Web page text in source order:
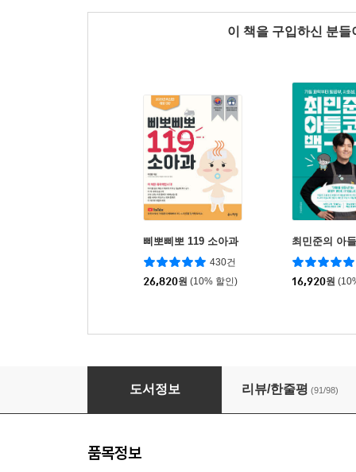
이 책을 구입하신 분
삐뽀삐뽀 119 소아과
430건
26,820원 (10% 할인)
최민준의 아
16,920원
엄마의 말 연습
도서정보 리뷰/한줄평 (91/98)
품목정보